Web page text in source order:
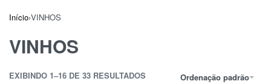
Início›VINHOS
VINHOS
EXIBINDO 1–16 DE 33 RESULTADOS Ordenação padrão